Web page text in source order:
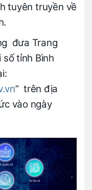
tuyên truyền về
đưa Trang
tỉnh Bình
” trên địa
vào ngày